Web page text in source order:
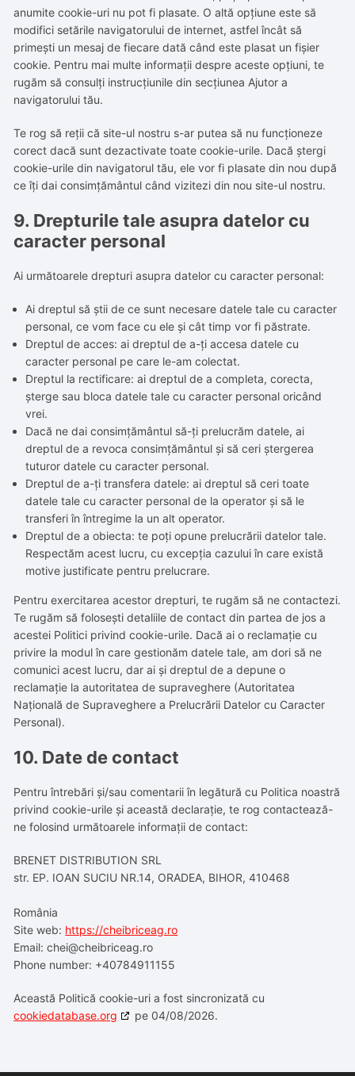
anumite cookie-uri nu pot fi plasate. O altă opțiune este să
modifici setările navigatorului de internet, astfel încât să
primești un mesaj de fiecare dată când este plasat un fișier
cookie. Pentru mai multe informații despre aceste opțiuni, te
rugăm să consulți instrucțiunile din secțiunea Ajutor a
navigatorului tău.
Te rog să reții că site-ul nostru s-ar putea să nu funcționeze
corect dacă sunt dezactivate toate cookie-urile. Dacă ștergi
cookie-urile din navigatorul tău, ele vor fi plasate din nou după
ce îți dai consimțământul când vizitezi din nou site-ul nostru.
9. Drepturile tale asupra datelor cu
caracter personal
Ai următoarele drepturi asupra datelor cu caracter personal:
Ai dreptul să știi de ce sunt necesare datele tale cu caracter
personal, ce vom face cu ele și cât timp vor fi păstrate.
Dreptul de acces: ai dreptul de a-ți accesa datele cu
caracter personal pe care le-am colectat.
Dreptul la rectificare: ai dreptul de a completa, corecta,
șterge sau bloca datele tale cu caracter personal oricând
vrei.
Dacă ne dai consimțământul să-ți prelucrăm datele, ai
dreptul de a revoca consimțământul și să ceri ștergerea
tuturor datele cu caracter personal.
Dreptul de a-ți transfera datele: ai dreptul să ceri toate
datele tale cu caracter personal de la operator și să le
transferi în întregime la un alt operator.
Dreptul de a obiecta: te poți opune prelucrării datelor tale.
Respectăm acest lucru, cu excepția cazului în care există
motive justificate pentru prelucrare.
Pentru exercitarea acestor drepturi, te rugăm să ne contactezi.
Te rugăm să folosești detaliile de contact din partea de jos a
acestei Politici privind cookie-urile. Dacă ai o reclamație cu
privire la modul în care gestionăm datele tale, am dori să ne
comunici acest lucru, dar ai și dreptul de a depune o
reclamație la autoritatea de supraveghere (Autoritatea
Națională de Supraveghere a Prelucrării Datelor cu Caracter
Personal).
10. Date de contact
Pentru întrebări și/sau comentarii în legătură cu Politica noastră
privind cookie-urile și această declarație, te rog contactează-
ne folosind următoarele informații de contact:
BRENET DISTRIBUTION SRL
str. EP. IOAN SUCIU NR.14, ORADEA, BIHOR, 410468
România
Site web: https://cheibriceag.ro
Email:chei@cheibriceag.ro
Phone number: +40784911155
Această Politică cookie-uri a fost sincronizată cu
cookiedatabase.org
pe 04/08/2026.